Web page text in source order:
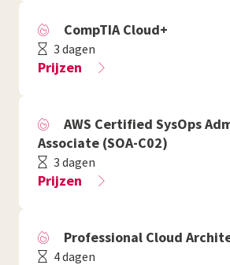
CompTIA Cloud+
3 dagen
Prijzen
AWS Certified SysOps
Associate (SOA-C02)
3 dagen
Prijzen
Professional Cloud
4 dagen